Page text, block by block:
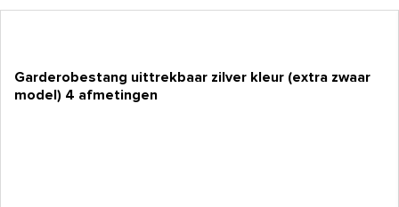
Garderobestang uittrekbaar zilver kleur (extra zwaar
model) 4 afmetingen